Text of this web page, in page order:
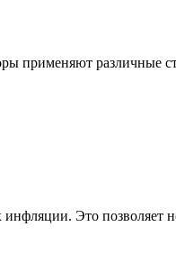
применяют различные
Это позволяет